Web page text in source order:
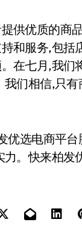
供优质的商
和服务,包
在七月,我
们相信,只
优选电商平
。快来柏